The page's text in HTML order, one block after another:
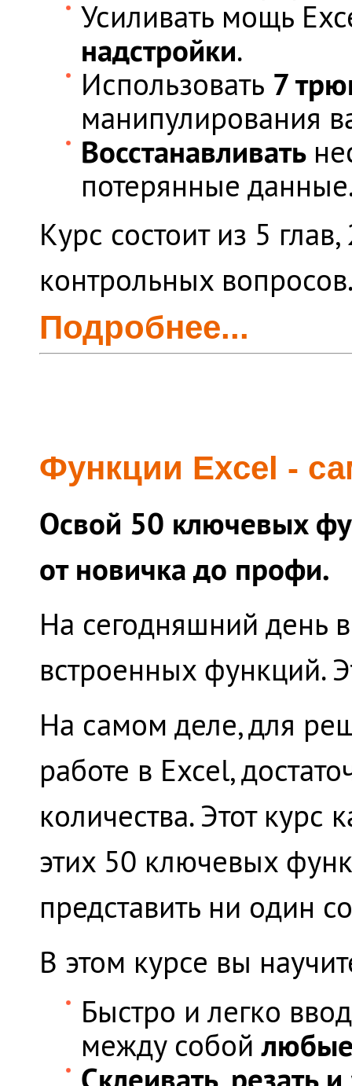
Усиливать мощь
надстройки.
Использовать 7
манипулирования
Восстанавливать
потерянные
Курс состоит из 5
контрольных
Подробнее...
Функции Excel -
Освой 50 ключевых
от новичка до профи.
На сегодняшний день
встроенных функций.
На самом деле, для
работе в Excel,
количества. Этот
этих 50 ключевых
представить ни один
В этом курсе вы
Быстро и легко
между собой